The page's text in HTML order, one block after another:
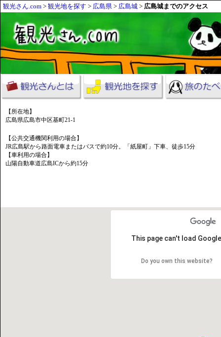
観光さん.com > 観光地を探す > 広島県 > 広島城 > 広島城までのアクセス
【所在地】
広島県広島市中区基町21-1
【公共交通機関利用の場合】
JR広島駅から路面電車またはバスで約10分。「紙屋町」下車、徒歩15分
【車利用の場合】
山陽自動車道広島ICから約15分
This page can't load
Do you own this website?